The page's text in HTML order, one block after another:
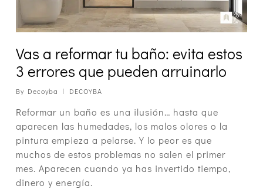
Vas a reformar tu baño: evita estos
3 errores que pueden arruinarlo
By Decoyba DECOYBA
Reformar un baño es una ilusión… hasta que
aparecen las humedades, los malos olores o la
pintura empieza a pelarse. Y lo peor es que
muchos de estos problemas no salen el primer
mes. Aparecen cuando ya has invertido tiempo,
dinero y energía.